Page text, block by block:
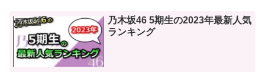
乃木坂46
乃木坂46 5期生の2023年最新人気
ランキング